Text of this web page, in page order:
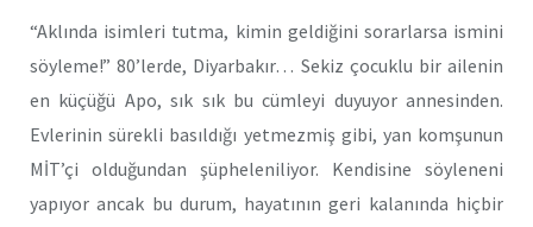
“Aklında isimleri tutma, kimin geldiğini sorarlarsa ismini
söyleme!” 80’lerde, Diyarbakır… Sekiz çocuklu bir ailenin
en küçüğü Apo, sık sık bu cümleyi duyuyor annesinden.
Evlerinin sürekli basıldığı yetmezmiş gibi, yan komşunun
MİT’çi olduğundan şüpheleniliyor. Kendisine söyleneni
yapıyor ancak bu durum, hayatının geri kalanında hiçbir